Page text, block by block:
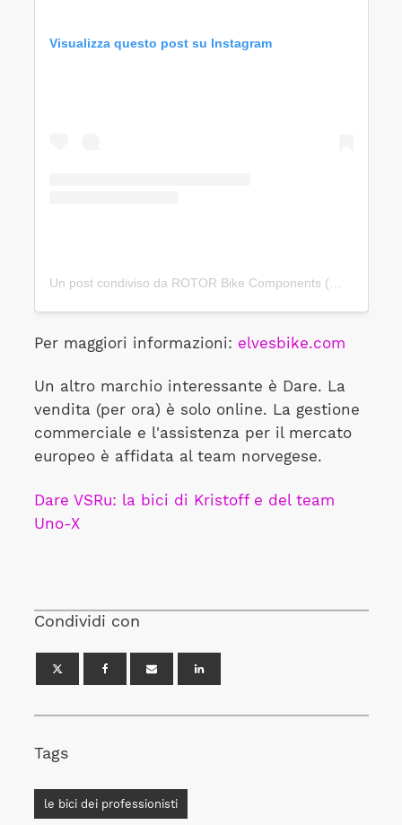
Visualizza questo post su Instagram
Un post condiviso da ROTOR Bike Components (@rotorbike)
Per maggiori informazioni: elvesbike.com
Un altro marchio interessante è Dare. La
vendita (per ora) è solo online. La gestione
commerciale e l'assistenza per il mercato
europeo è affidata al team norvegese.
Dare VSRu: la bici di Kristoff e del team
Uno-X
Condividi con
Tags
le bici dei professionisti